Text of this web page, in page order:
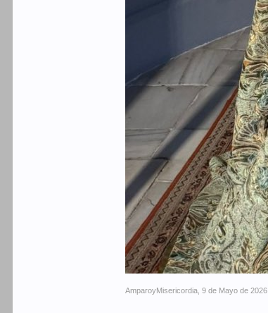
AmparoyMisericordia 9 de Mayo de 2026